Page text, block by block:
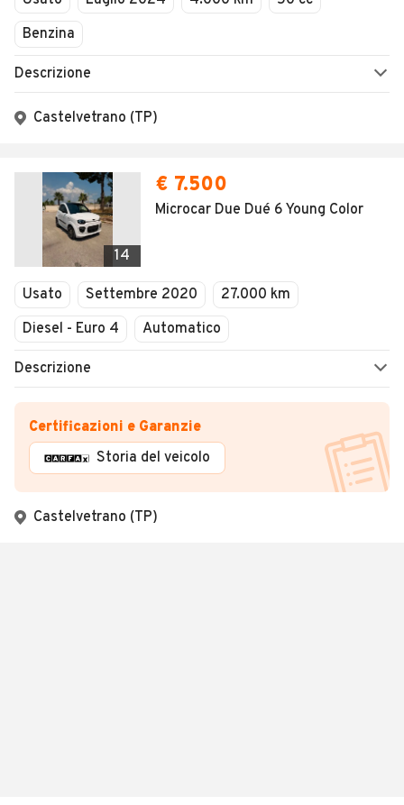
Domenica
08:00 / 20:30
RICHIESTAVENDITA VEICOLI
COMMERCIALIPOSSIBILITA' DI ESTENSIONE
DELLA GARANZIA FINO A 12/24/36
MESIINFORMAZIONI ANCHE WHATSAPP
3770906780
Benzina
Descrizione
Castelvetrano (TP)
14
€ 7.500
Microcar Due Dué 6 Young Color
Usato Settembre 2020
27.000 km
Diesel - Euro 4
Automatico
Descrizione
Certificazioni e Garanzie
Storia del veicolo
Castelvetrano (TP)